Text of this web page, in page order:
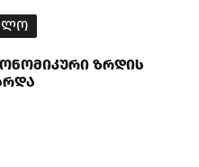
ზრდის